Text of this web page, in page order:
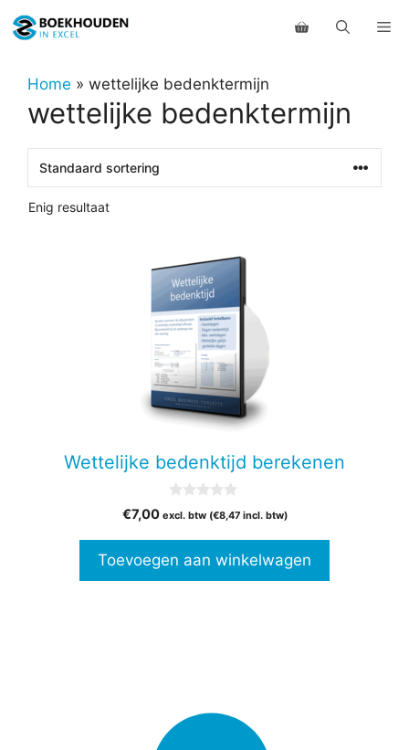
naar
inhoudHome » wettelijke bedenktermijn
wettelijke bedenktermijn
Enig resultaat
Wettelijke bedenktijd berekenen
v
5
€7,00 excl. btw (€8,47incl. btw)
Toevoegen aan winkelwagen